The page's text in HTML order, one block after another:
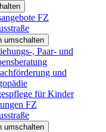
FZ
umschalten
, Paar- und
und
für Kinder
FZ
umschalten